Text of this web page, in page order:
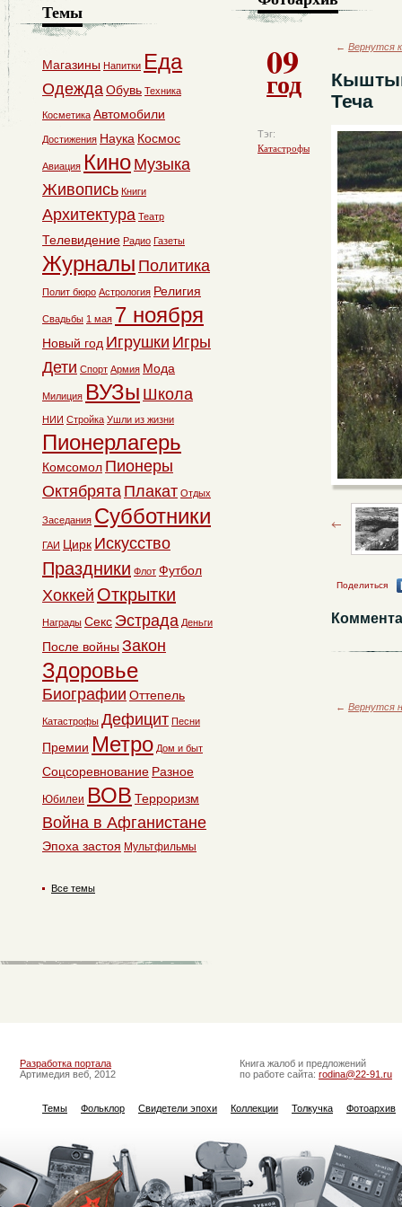
09
год
Тэг:
Катастрофы
← Вернутся
Теча
Поделиться
← Вернутся
Темы
Магазины Напитки Еда
ОдеждаОбувь Техника
Косметика Автомобили
Достижения Наука Космос
Авиация Кино Музыка
Живопись Книги
Архитектура Театр
Телевидение Радио Газеты
Журналы Политика
Полит бюро Астрология Религия
Свадьбы 1 мая 7 ноября
Новый год Игрушки Игры
Дети Спорт Армия Мода
Милиция ВУЗы Школа
НИИ Стройка Ушли из жизни
Пионерлагерь
Комсомол Пионеры
Октябрята Плакат Отдых
Заседания Субботники
ГАИ Цирк Искусство
Праздники Флот Футбол
Хоккей Открытки
Награды Секс Эстрада Деньги
После войны Закон
Здоровье
Биографии Оттепель
Катастрофы Дефицит Песни
Премии Метро Дом и быт
Соцсоревнование Разное
Юбилеи ВОВ Терроризм
Война в Афганистане
Эпоха застоя Мультфильмы
Все темы
Разработка портала
Артимедия веб, 2012
Книга жалоб и предложений
по работе сайта: rodina@22-91.ru
Темы Фольклор Свидетели эпохи Коллекции Толкучка Фотоархив